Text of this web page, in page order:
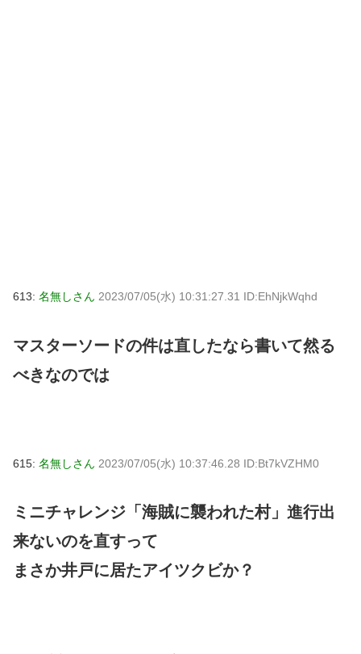
613: 名無しさん 2023/07/05(水) 10:31:27.31 ID:EhNjkWqhd
マスターソードの件は直したなら書いて然る
べきなのでは
615: 名無しさん 2023/07/05(水) 10:37:46.28 ID:Bt7kVZHM0
ミニチャレンジ「海賊に襲われた村」進行出
来ないのを直すって
まさか井戸に居たアイツクビか？